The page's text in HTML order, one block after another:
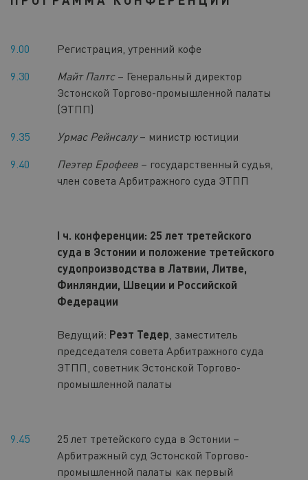
9.00
Регистрация, утренний кофе
9.30
Майт Палтс– Генеральный директор
Эстонской Торгово-промышленной палаты
(ЭТПП)
9.35
Урмас Рейнсалу– министр юстиции
9.40
Пеэтер Ерофеев – государственный судья,
член совета Арбитражного суда ЭТПП
I ч. конференции: 25 лет третейского
суда в Эстонии и положение третейского
судопроизводства в Латвии, Литве,
Финляндии, Швеции и Российской
Федерации
Ведущий: Реэт Тедер, заместитель
председателя совета Арбитражного суда
ЭТПП, советник Эстонской Торгово-
промышленной палаты
9.45
25 лет третейского суда в Эстонии –
Арбитражный суд Эстонской Торгово-
промышленной палаты как первый